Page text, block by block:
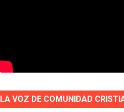
LA VOZ DE COMUNIDAD